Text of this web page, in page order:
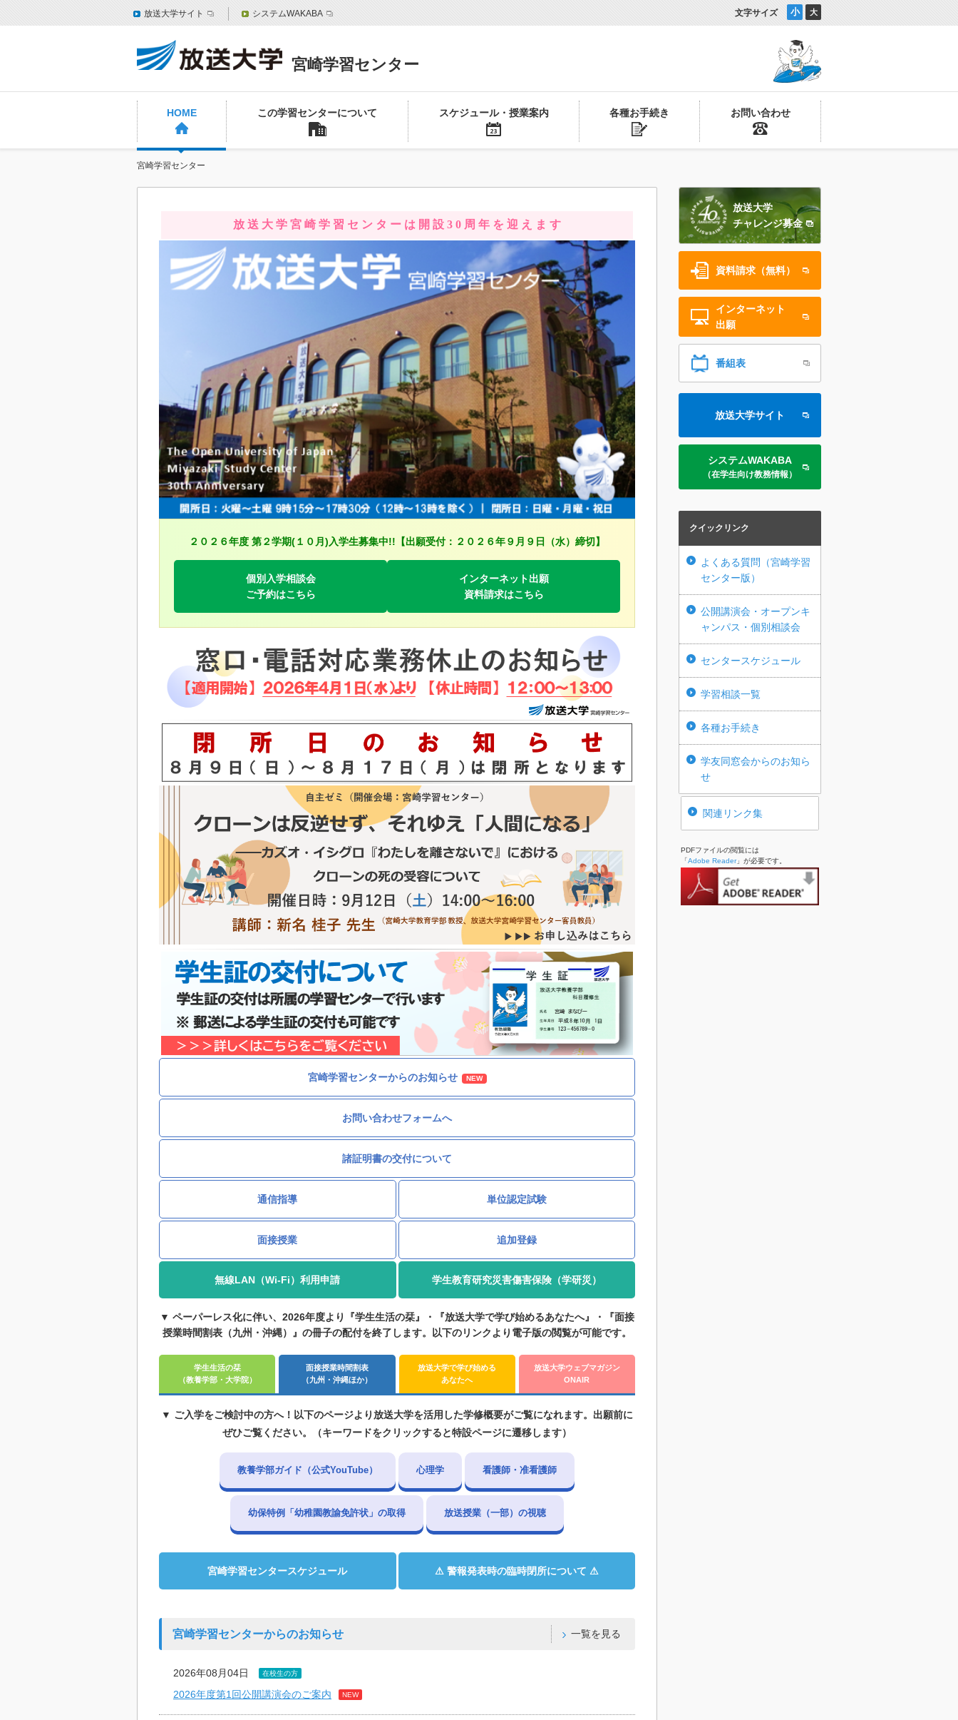
放送大学サイト システムWAKABA 文字サイズ 大
小
宮崎学習センター
HOME この学習センターについて スケジュール・授業案内 各種お手続き お問い合わせ
宮崎学習センター
放 送 大 学 宮 崎 学 習 セ ン タ ー は 開 設 3 0 周 年 を 迎 え ま す
２０２６年度 第２学期(１０月)入学生募集中!!【出願受付：２０２６年９月９日（水）締切】
個別入学相談会
ご予約はこちら
インターネット出願
資料請求はこちら
宮崎学習センターからのお知らせ NEW
お問い合わせフォームへ
諸証明書の交付について
通信指導 単位認定試験
面接授業 追加登録
無線LAN（Wi-Fi）利用申請 学生教育研究災害傷害保険（学研災）
▼ ペーパーレス化に伴い、2026年度より『学生生活の栞』・『放送大学で学び始めるあなたへ』・『面接
授業時間割表（九州・沖縄）』の冊子の配付を終了します。以下のリンクより電子版の閲覧が可能です。
学生生活の栞
（教養学部・大学院）
面接授業時間割表
（九州・沖縄ほか）
放送大学で学び始める
あなたへ
放送大学ウェブマガジン
ONAIR
▼ ご入学をご検討中の方へ！以下のページより放送大学を活用した学修概要がご覧になれます。出願前に
ぜひご覧ください。（キーワードをクリックすると特設ページに遷移します）
教養学部ガイド（公式YouTube） 心理学 看護師・准看護師
幼保特例「幼稚園教諭免許状」の取得 放送授業（一部）の視聴
宮崎学習センタースケジュール ⚠ 警報発表時の臨時閉所について ⚠
宮崎学習センターからのお知らせ 一覧を見る
2026年08月04日 在校生の方
2026年度第1回公開講演会のご案内 NEW
放送大学
チャレンジ募金
資料請求（無料）
インターネット
出願
番組表
放送大学サイト
システムWAKABA
（在学生向け教務情報）
クイックリンク
よくある質問（宮崎学習
センター版）
公開講演会・オープンキ
ャンパス・個別相談会
センタースケジュール
学習相談一覧
各種お手続き
学友同窓会からのお知ら
せ
関連リンク集
PDFファイルの閲覧には
「Adobe Reader」が必要です。